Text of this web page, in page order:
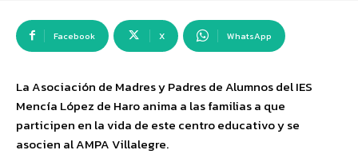
Facebook X WhatsApp
La Asociación de Madres y Padres de Alumnos del IES
Mencía López de Haro anima a las familias a que
participen en la vida de este centro educativo y se
asocien al AMPA Villalegre.